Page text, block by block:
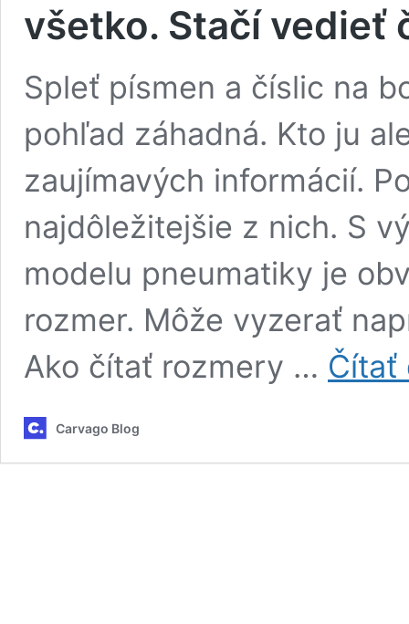
všetko. Stačí vedieť
Spleť písmen a číslic na
pohľad záhadná. Kto ju
zaujímavých informácií.
najdôležitejšie z nich. S
modelu pneumatiky je
rozmer. Môže vyzerať
Ako čítať rozmery … Čítať
Carvago Blog